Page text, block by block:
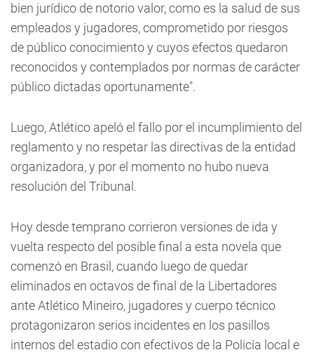
bien jurídico de notorio valor, como es la salud de sus
empleados y jugadores, comprometido por riesgos
de público conocimiento y cuyos efectos quedaron
reconocidos y contemplados por normas de carácter
público dictadas oportunamente".
Luego, Atlético apeló el fallo por el incumplimiento del
reglamento y no respetar las directivas de la entidad
organizadora, y por el momento no hubo nueva
resolución del Tribunal.
Hoy desde temprano corrieron versiones de ida y
vuelta respecto del posible final a esta novela que
comenzó en Brasil, cuando luego de quedar
eliminados en octavos de final de la Libertadores
ante Atlético Mineiro, jugadores y cuerpo técnico
protagonizaron serios incidentes en los pasillos
internos del estadio con efectivos de la Policía local e